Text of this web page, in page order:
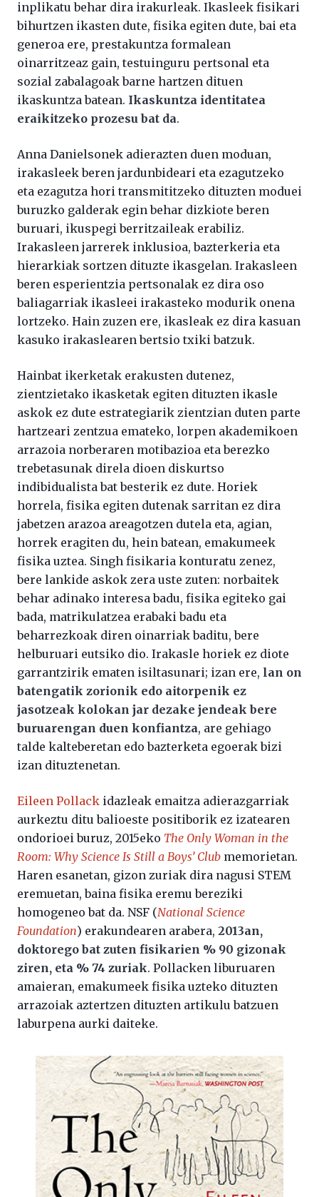
inplikatu behar dira irakurleak. Ikasleek fisikari
bihurtzen ikasten dute, fisika egiten dute, bai eta
generoa ere, prestakuntza formalean
oinarritzeaz gain, testuinguru pertsonal eta
sozial zabalagoak barne hartzen dituen
ikaskuntza batean. Ikaskuntza identitatea
eraikitzeko prozesu bat da.
Anna Danielsonek adierazten duen moduan,
irakasleek beren jardunbideari eta ezagutzeko
eta ezagutza hori transmititzeko dituzten moduei
buruzko galderak egin behar dizkiote beren
buruari, ikuspegi berritzaileak erabiliz.
Irakasleen jarrerek inklusioa, bazterkeria eta
hierarkiak sortzen dituzte ikasgelan. Irakasleen
beren esperientzia pertsonalak ez dira oso
baliagarriak ikasleei irakasteko modurik onena
lortzeko. Hain zuzen ere, ikasleak ez dira kasuan
kasuko irakaslearen bertsio txiki batzuk.
Hainbat ikerketak erakusten dutenez,
zientzietako ikasketak egiten dituzten ikasle
askok ez dute estrategiarik zientzian duten parte
hartzeari zentzua emateko, lorpen akademikoen
arrazoia norberaren motibazioa eta berezko
trebetasunak direla dioen diskurtso
indibidualista bat besterik ez dute. Horiek
horrela, fisika egiten dutenak sarritan ez dira
jabetzen arazoa areagotzen dutela eta, agian,
horrek eragiten du, hein batean, emakumeek
fisika uztea. Singh fisikaria konturatu zenez,
bere lankide askok zera uste zuten: norbaitek
behar adinako interesa badu, fisika egiteko gai
bada, matrikulatzea erabaki badu eta
beharrezkoak diren oinarriak baditu, bere
helburuari eutsiko dio. Irakasle horiek ez diote
garrantzirik ematen isiltasunari; izan ere, lan on
batengatik zorionik edo aitorpenik ez
jasotzeak kolokan jar dezake jendeak bere
buruarengan duen konfiantza, are gehiago
talde kalteberetan edo bazterketa egoerak bizi
izan dituztenetan.
Eileen Pollack idazleak emaitza adierazgarriak
aurkeztu ditu balioeste positiborik ez izatearen
ondorioei buruz, 2015eko The Only Woman in the
Room: Why Science Is Still a Boys’ Club memorietan.
Haren esanetan, gizon zuriak dira nagusi STEM
eremuetan, baina fisika eremu bereziki
homogeneo bat da. NSF (National Science
Foundation) erakundearen arabera, 2013an,
doktorego bat zuten fisikarien % 90 gizonak
ziren, eta % 74 zuriak. Pollacken liburuaren
amaieran, emakumeek fisika uzteko dituzten
arrazoiak aztertzen dituzten artikulu batzuen
laburpena aurki daiteke.